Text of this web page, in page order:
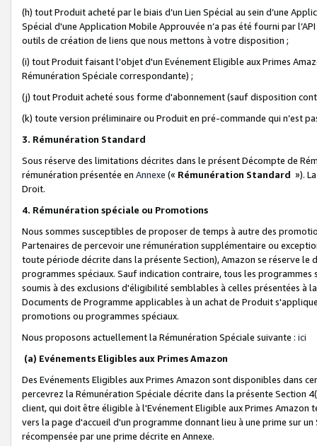
(h) tout Produit acheté par le biais d’un Lien Spécial au sein d’une
Spécial d'une Application Mobile Approuvée n’a pas été fourni par
outils de création de liens que nous mettons à votre disposition ;
(i) tout Produit faisant l'objet d'un Evénement Eligible aux Primes
Rémunération Spéciale correspondante) ;
(j) tout Produit acheté sous forme d'abonnement (sauf disposition
(k) toute version préliminaire ou Produit en pré-commande qui n’est
3. Rémunération Standard
Sous réserve des limitations décrites dans le présent Décompte de
rémunération présentée en Annexe (« Rémunération Standard »).
Droit.
4. Rémunération spéciale ou Promotions
Nous sommes susceptibles de proposer de temps à autre des
Partenaires de percevoir une rémunération supplémentaire ou
toute période décrite dans la présente Section), Amazon se réserve
programmes spéciaux. Sauf indication contraire, tous les
soumis à des exclusions d'éligibilité semblables à celles présentées à
Documents de Programme applicables à un achat de Produit
promotions ou programmes spéciaux.
Nous proposons actuellement la Rémunération Spéciale suivante : ici
(a) Evénements Eligibles aux Primes Amazon
Des Evénements Eligibles aux Primes Amazon sont disponibles dans
percevrez la Rémunération Spéciale décrite dans la présente Section
client, qui doit être éligible à l'Evénement Eligible aux Primes Amazon
vers la page d'accueil d'un programme donnant lieu à une prime sur
récompensée par une prime décrite en Annexe.